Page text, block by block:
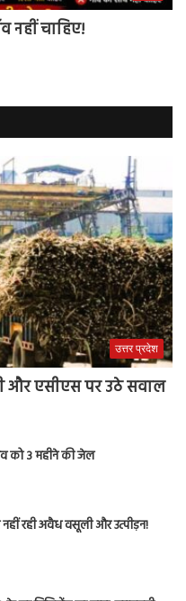
नहीं चाहिए!
उत्तर प्रदेश
और एसीएस पर उठे सवाल
को 3 महीने की जेल
रही अवैध वसूली और उत्पीड़न!